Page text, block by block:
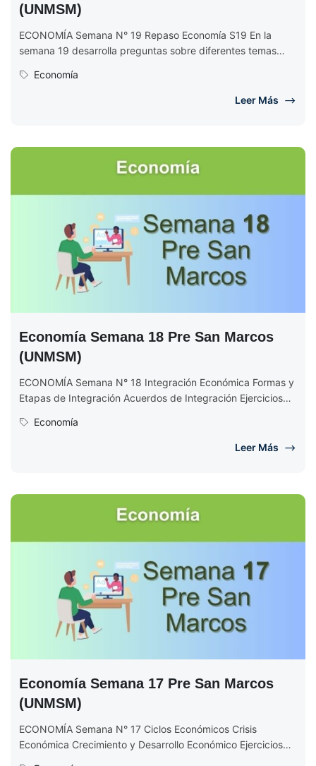
(UNMSM)
ECONOMÍA Semana N° 19 Repaso Economía S19 En la
semana 19 desarrolla preguntas sobre diferentes temas
Economía
Leer Más
Economía Semana 18 Pre San Marcos
(UNMSM)
ECONOMÍA Semana N° 18 Integración Económica Formas y
Etapas de Integración Acuerdos de Integración Ejercicios
Economía
Leer Más
Economía Semana 17 Pre San Marcos
(UNMSM)
ECONOMÍA Semana N° 17 Ciclos Económicos Crisis
Económica Crecimiento y Desarrollo Económico Ejercicios